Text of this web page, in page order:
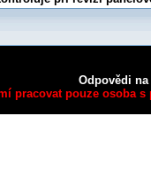
Odpovědi na
pracovat pouze osoba